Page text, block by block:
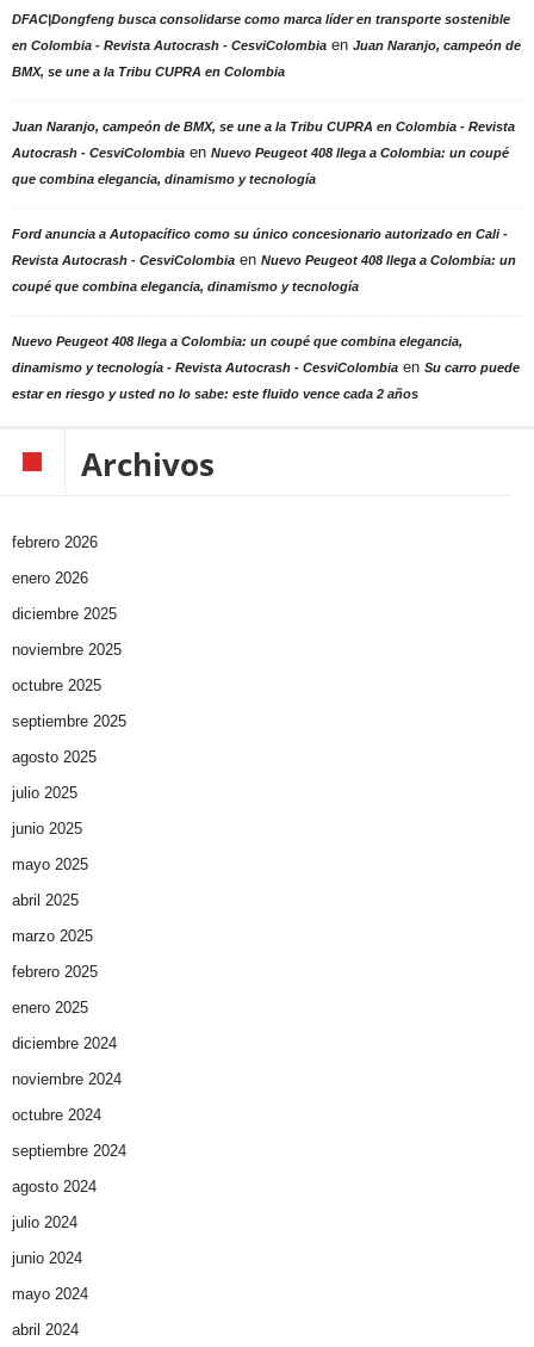
DFAC|Dongfeng busca consolidarse como marca líder en transporte sostenible
en Colombia - Revista Autocrash - CesviColombia en Juan Naranjo, campeón de
BMX, se une a la Tribu CUPRA en Colombia
Juan Naranjo, campeón de BMX, se une a la Tribu CUPRA en Colombia - Revista
Autocrash - CesviColombia en Nuevo Peugeot 408 llega a Colombia: un coupé
que combina elegancia, dinamismo y tecnología
Ford anuncia a Autopacífico como su único concesionario autorizado en Cali -
Revista Autocrash - CesviColombia en Nuevo Peugeot 408 llega a Colombia: un
coupé que combina elegancia, dinamismo y tecnología
Nuevo Peugeot 408 llega a Colombia: un coupé que combina elegancia,
dinamismo y tecnología - Revista Autocrash - CesviColombia en Su carro puede
estar en riesgo y usted no lo sabe: este fluido vence cada 2 años
Archivos
febrero 2026
enero 2026
diciembre 2025
noviembre 2025
octubre 2025
septiembre 2025
agosto 2025
julio 2025
junio 2025
mayo 2025
abril 2025
marzo 2025
febrero 2025
enero 2025
diciembre 2024
noviembre 2024
octubre 2024
septiembre 2024
agosto 2024
julio 2024
junio 2024
mayo 2024
abril 2024